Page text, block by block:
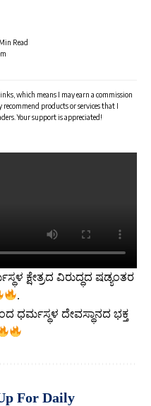
Read
which means I may earn a commission
products or services that I
Your support is appreciated!
ಕ್ಷೇತ್ರದ ವಿರುದ್ಧದ ಷಡ್ಯಂತರ
.
ಧರ್ಮಸ್ಥಳ ದೇವಸ್ಥಾನದ ಭಕ್ತ
For Daily